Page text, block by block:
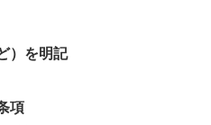
）を明記
項